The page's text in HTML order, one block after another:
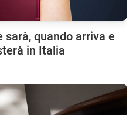
sarà, quando arriva e
in Italia